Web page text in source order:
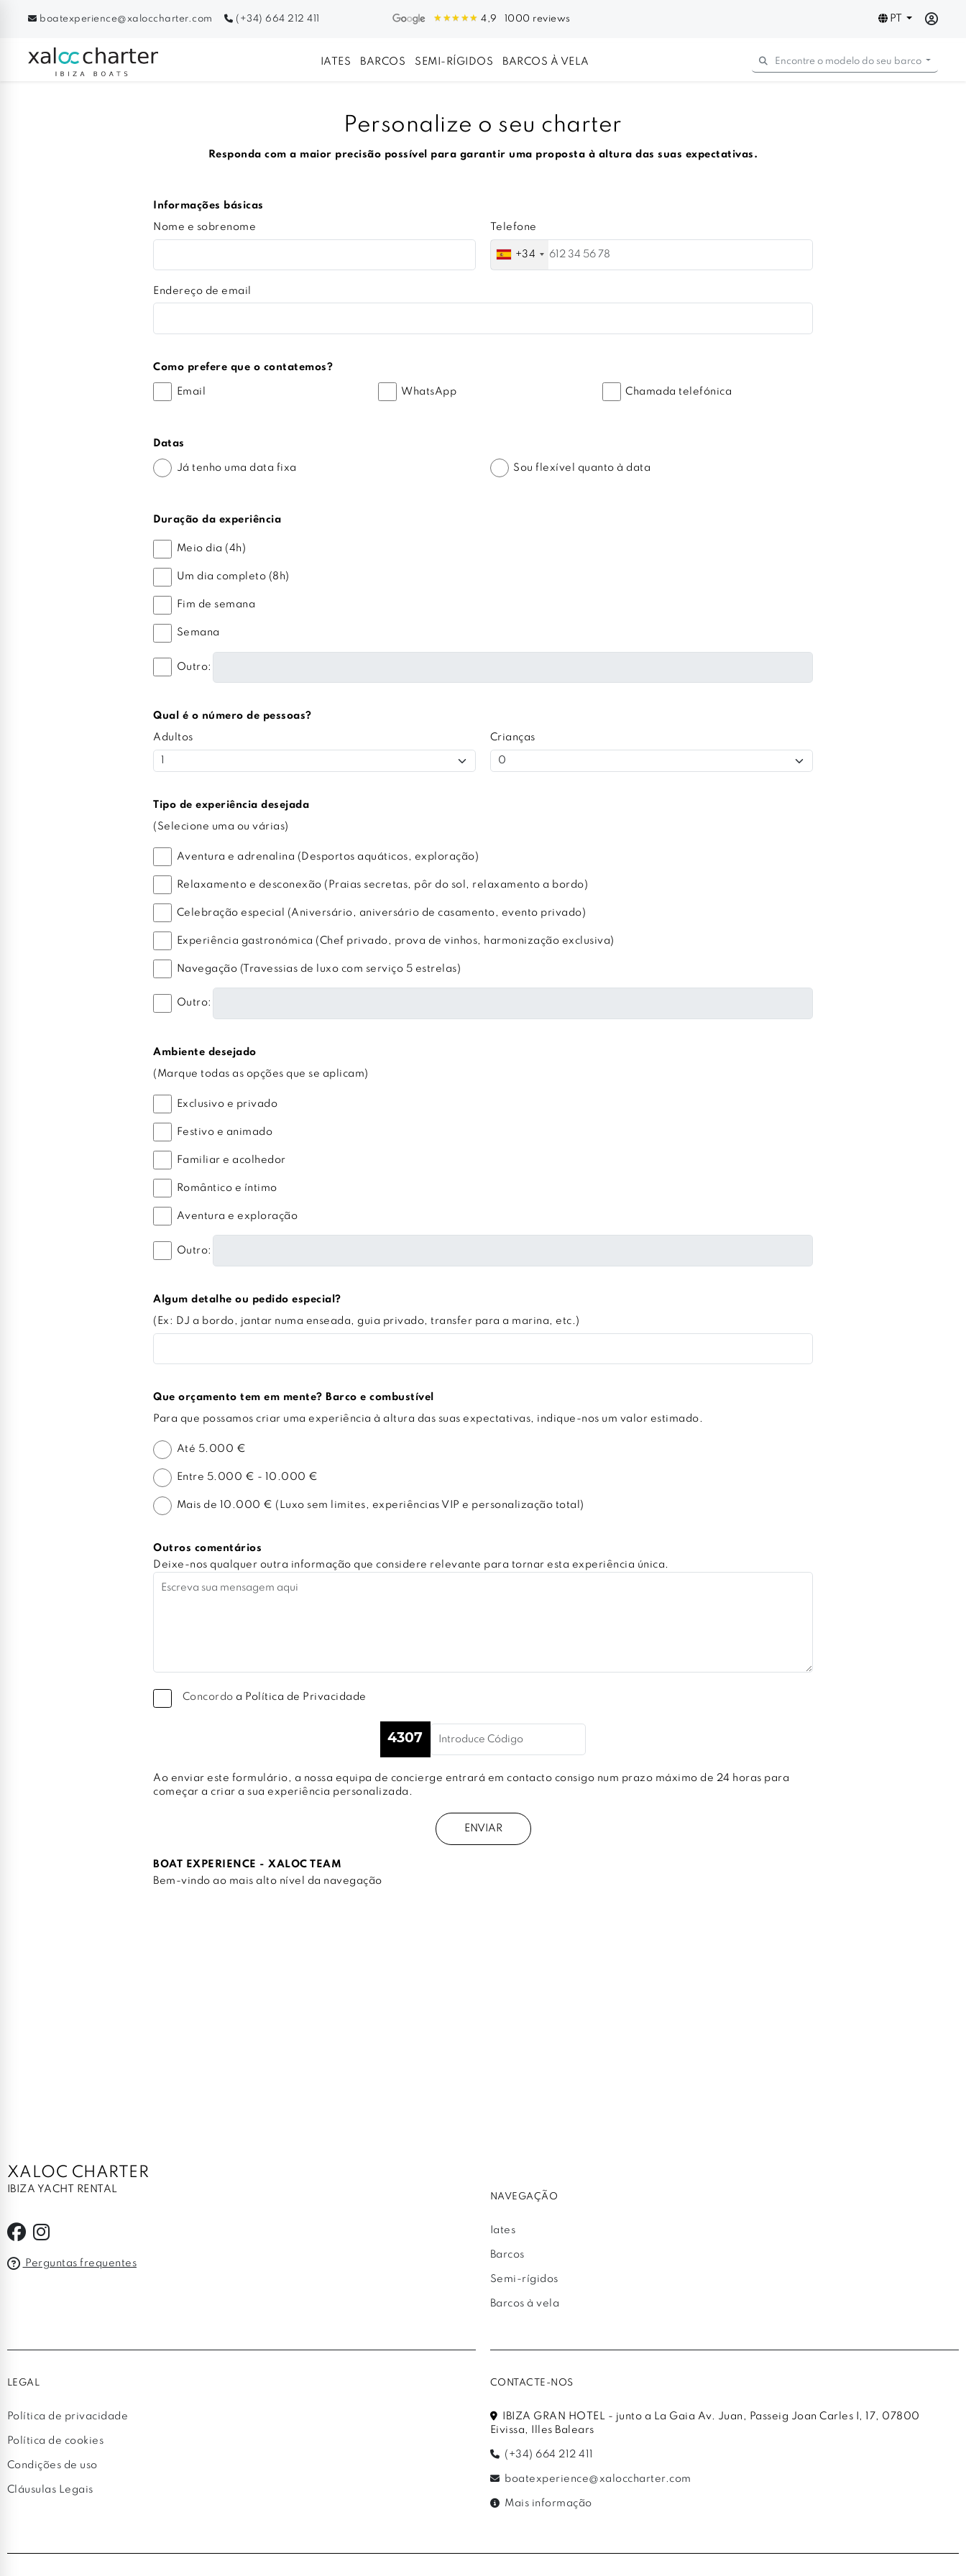
boatexperience@xaloccharter.com (+34) 664 212 411 4,9 1000 reviews PT
IATES BARCOS SEMI-RÍGIDOS BARCOS À VELA Encontre o modelo do seu barco
Personalize o seu charter
Responda com a maior precisão possível para garantir uma proposta à altura das suas expectativas.
Informações básicas
Nome e sobrenome Telefone
+34
Endereço de email
Como prefere que o contatemos?
Email WhatsApp Chamada telefónica
Datas
Já tenho uma data fixa Sou flexível quanto à data
Duração da experiência
Meio dia (4h)
Um dia completo (8h)
Fim de semana
Semana
Outro:
Qual é o número de pessoas?
Adultos Crianças
Tipo de experiência desejada
(Selecione uma ou várias)
Aventura e adrenalina (Desportos aquáticos, exploração)
Relaxamento e desconexão (Praias secretas, pôr do sol, relaxamento a bordo)
Celebração especial (Aniversário, aniversário de casamento, evento privado)
Experiência gastronómica (Chef privado, prova de vinhos, harmonização exclusiva)
Navegação (Travessias de luxo com serviço 5 estrelas)
Outro:
Ambiente desejado
(Marque todas as opções que se aplicam)
Exclusivo e privado
Festivo e animado
Familiar e acolhedor
Romântico e íntimo
Aventura e exploração
Outro:
Algum detalhe ou pedido especial?
(Ex: DJ a bordo, jantar numa enseada, guia privado, transfer para a marina, etc.)
Que orçamento tem em mente? Barco e combustível
Para que possamos criar uma experiência à altura das suas expectativas, indique-nos um valor estimado.
Até 5.000 €
Entre 5.000 € - 10.000 €
Mais de 10.000 € (Luxo sem limites, experiências VIP e personalização total)
Outros comentários
Deixe-nos qualquer outra informação que considere relevante para tornar esta experiência única.
Concordo a Política de Privacidade
Ao enviar este formulário, a nossa equipa de concierge entrará em contacto consigo num prazo máximo de 24 horas para
começar a criar a sua experiência personalizada.
ENVIAR
BOAT EXPERIENCE - XALOC TEAM
Bem-vindo ao mais alto nível da navegação
XALOC CHARTER
IBIZA YACHT RENTAL
Perguntas frequentes
NAVEGAÇÃO
Iates
Barcos
Semi-rígidos
Barcos à vela
LEGAL
Política de privacidade
Política de cookies
Condições de uso
Cláusulas Legais
CONTACTE-NOS
IBIZA GRAN HOTEL - junto a La Gaia Av. Juan, Passeig Joan Carles I, 17, 07800
Eivissa, Illes Balears
(+34) 664 212 411
boatexperience@xaloccharter.com
Mais informação